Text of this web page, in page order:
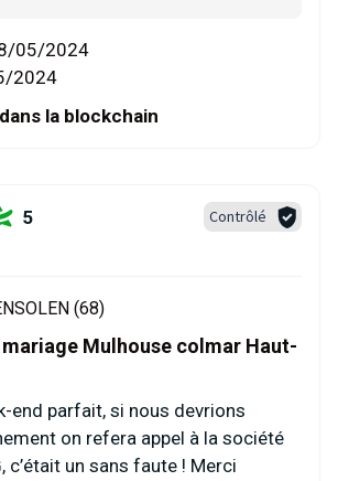
05/2024
2024
la blockchain
5 Contrôlé
(68)
Mulhouse colmar Haut-
end parfait, si nous devrions
on refera appel à la société
c’était un sans faute ! Merci